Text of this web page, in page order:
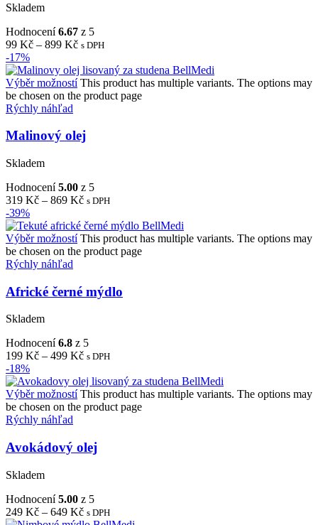
Skladem
Hodnocení6.67 z 5
99 Kč – 899 Kč s DPH
-17%
Výběr možností This product has multiple variants. The options may
be chosen on the product page
Rýchly náhľad
Malinový olej
Skladem
Hodnocení5.00 z 5
319 Kč – 869 Kč s DPH
-39%
Výběr možností This product has multiple variants. The options may
be chosen on the product page
Rýchly náhľad
Africké černé mýdlo
Skladem
Hodnocení6.8 z 5
199 Kč – 499 Kč s DPH
-18%
Výběr možností This product has multiple variants. The options may
be chosen on the product page
Rýchly náhľad
Avokádový olej
Skladem
Hodnocení5.00 z 5
249 Kč – 649 Kč s DPH